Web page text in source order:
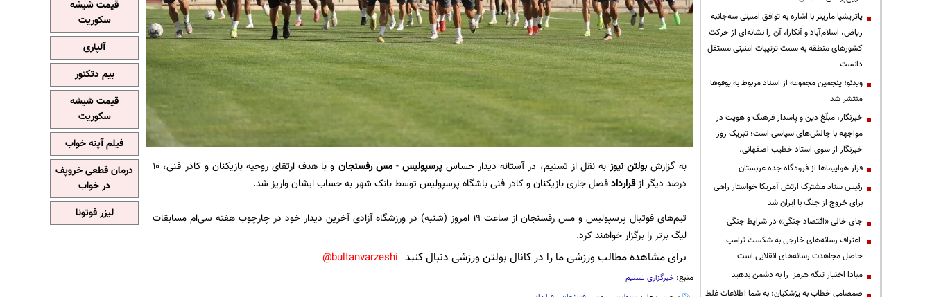
به گزارش بولتن نیوز به نقل از تسنیم، در آستانه دیدار حساسپرسپولیس-مس رفسنجان
و با هدف ارتقای روحیه بازیکنان و کادر فنی، ۱۰
درصد دیگر ازقراردادفصل جاری بازیکنان و کادر فنی باشگاه پرسپولیس توسط بانک شهر به حساب ایشان واریز شد.
تیم‌های فوتبال پرسپولیس و مس رفسنجان از ساعت ۱۹ امروز (شنبه) در ورزشگاه آزادی آخرین دیدار خود در چارچوب هفته سی‌ام مسابقات
لیگ برتر را برگزار خواهند کرد.
برای مشاهده مطالب ورزشی ما را در کانال بولتن ورزشی دنبال کنید bultanvarzeshi@
منبع: خبرگزاری تسنیم
پاتریشیا مارینز با اشاره به توافق امنیتی سه‌جانبه
ریاض، اسلام‌آباد و آنکارا، آن را نشانه‌ای از حرکت
کشورهای منطقه به سمت ترتیبات امنیتی مستقل
دانست
ویدئو؛ پنجمین مجموعه از اسناد مربوط به یوفوها
منتشر شد
خبرنگار، مبلّغ دین و پاسدار فرهنگ و هویت در
مواجهه با چالش‌های سیاسی است؛ تبریک روز
خبرنگار از سوی استاد خطیب اصفهانی.
فرار هواپیماها از فرودگاه جده عربستان
رئیس ستاد مشترک ارتش آمریکا خواستار راهی
برای خروج از جنگ با ایران شد
جای خالی «اقتصاد جنگی» در شرایط جنگی
اعتراف رسانه‌های خارجی به شکست ترامپ
حاصل مجاهدت رسانه‌های انقلابی است
مبادا اختیار تنگه هرمز را به دشمن بدهید
صمصامی خطاب به پزشکیان: به شما اطلاعات غلط
قیمت شیشه
سکوریت
آلپاری
بیم دتکتور
قیمت شیشه
سکوریت
فیلم آپنه خواب
درمان قطعی خروپف
در خواب
لیزر فوتونا